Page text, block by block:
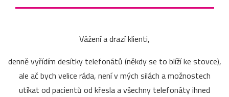
Vážení a drazí klienti,
denně vyřídím desítky telefonátů (někdy se to blíží ke stovce),
ale ač bych velice ráda, není v mých silách a možnostech
utíkat od pacientů od křesla a všechny telefonáty ihned